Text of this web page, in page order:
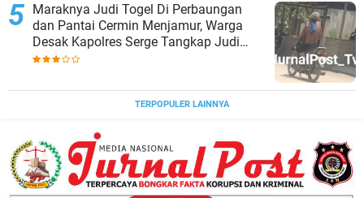
Maraknya Judi Togel Di Perbaungan
dan Pantai Cermin Menjamur, Warga
Desak Kapolres Serge Tangkap Judi
Togel
TERPOPULER LAINNYA